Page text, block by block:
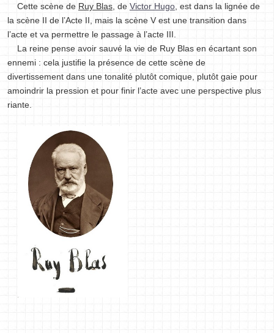
Cette scène de Ruy Blas, de Victor Hugo, est dans la lignée de
la scène II de l’Acte II, mais la scène V est une transition dans
l’acte et va permettre le passage à l’acte III.
La reine pense avoir sauvé la vie de Ruy Blas en écartant son
ennemi : cela justifie la présence de cette scène de
divertissement dans une tonalité plutôt comique, plutôt gaie pour
amoindrir la pression et pour finir l’acte avec une perspective plus
riante.